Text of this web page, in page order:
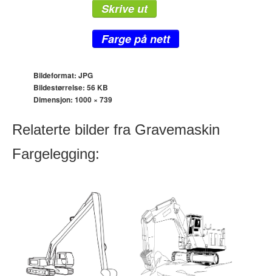
Skrive ut
Farge på nett
Bildeformat: JPG
Bildestørrelse: 56 KB
Dimensjon: 1000 × 739
Relaterte bilder fra Gravemaskin
Fargelegging: